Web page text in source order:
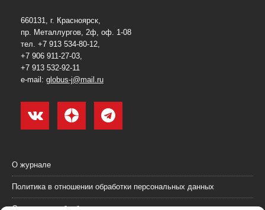
660131, г. Красноярск,
пр. Металлургов, 2ф, оф. 1-08
тел. +7 913 534-80-12,
+7 906 911-27-03,
+7 913 532-92-11
e-mail: globus-j@mail.ru
О журнале
Политика в отношении обработки персональных данных